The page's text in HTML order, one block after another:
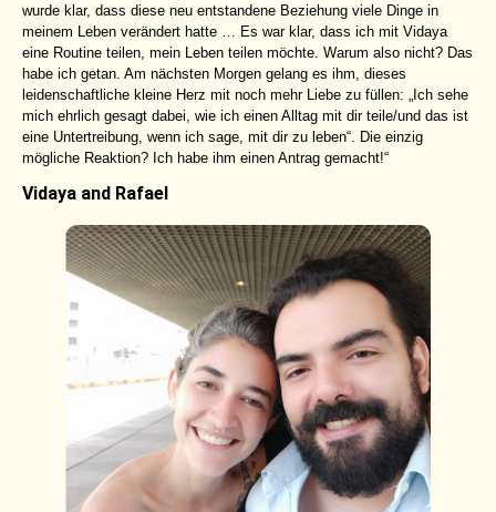
wurde klar, dass diese neu entstandene Beziehung viele Dinge in
meinem Leben verändert hatte … Es war klar, dass ich mit Vidaya
eine Routine teilen, mein Leben teilen möchte. Warum also nicht? Das
habe ich getan. Am nächsten Morgen gelang es ihm, dieses
leidenschaftliche kleine Herz mit noch mehr Liebe zu füllen: „Ich sehe
mich ehrlich gesagt dabei, wie ich einen Alltag mit dir teile/und das ist
eine Untertreibung, wenn ich sage, mit dir zu leben“. Die einzig
mögliche Reaktion? Ich habe ihm einen Antrag gemacht!“
Vidaya and Rafael